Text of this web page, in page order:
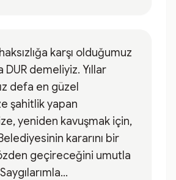
karşı olduğumuz
DUR demeliyiz. Yıllar
defa en güzel
şahitlik yapan
yeniden kavuşmak için,
kararını bir
geçireceğini umutla